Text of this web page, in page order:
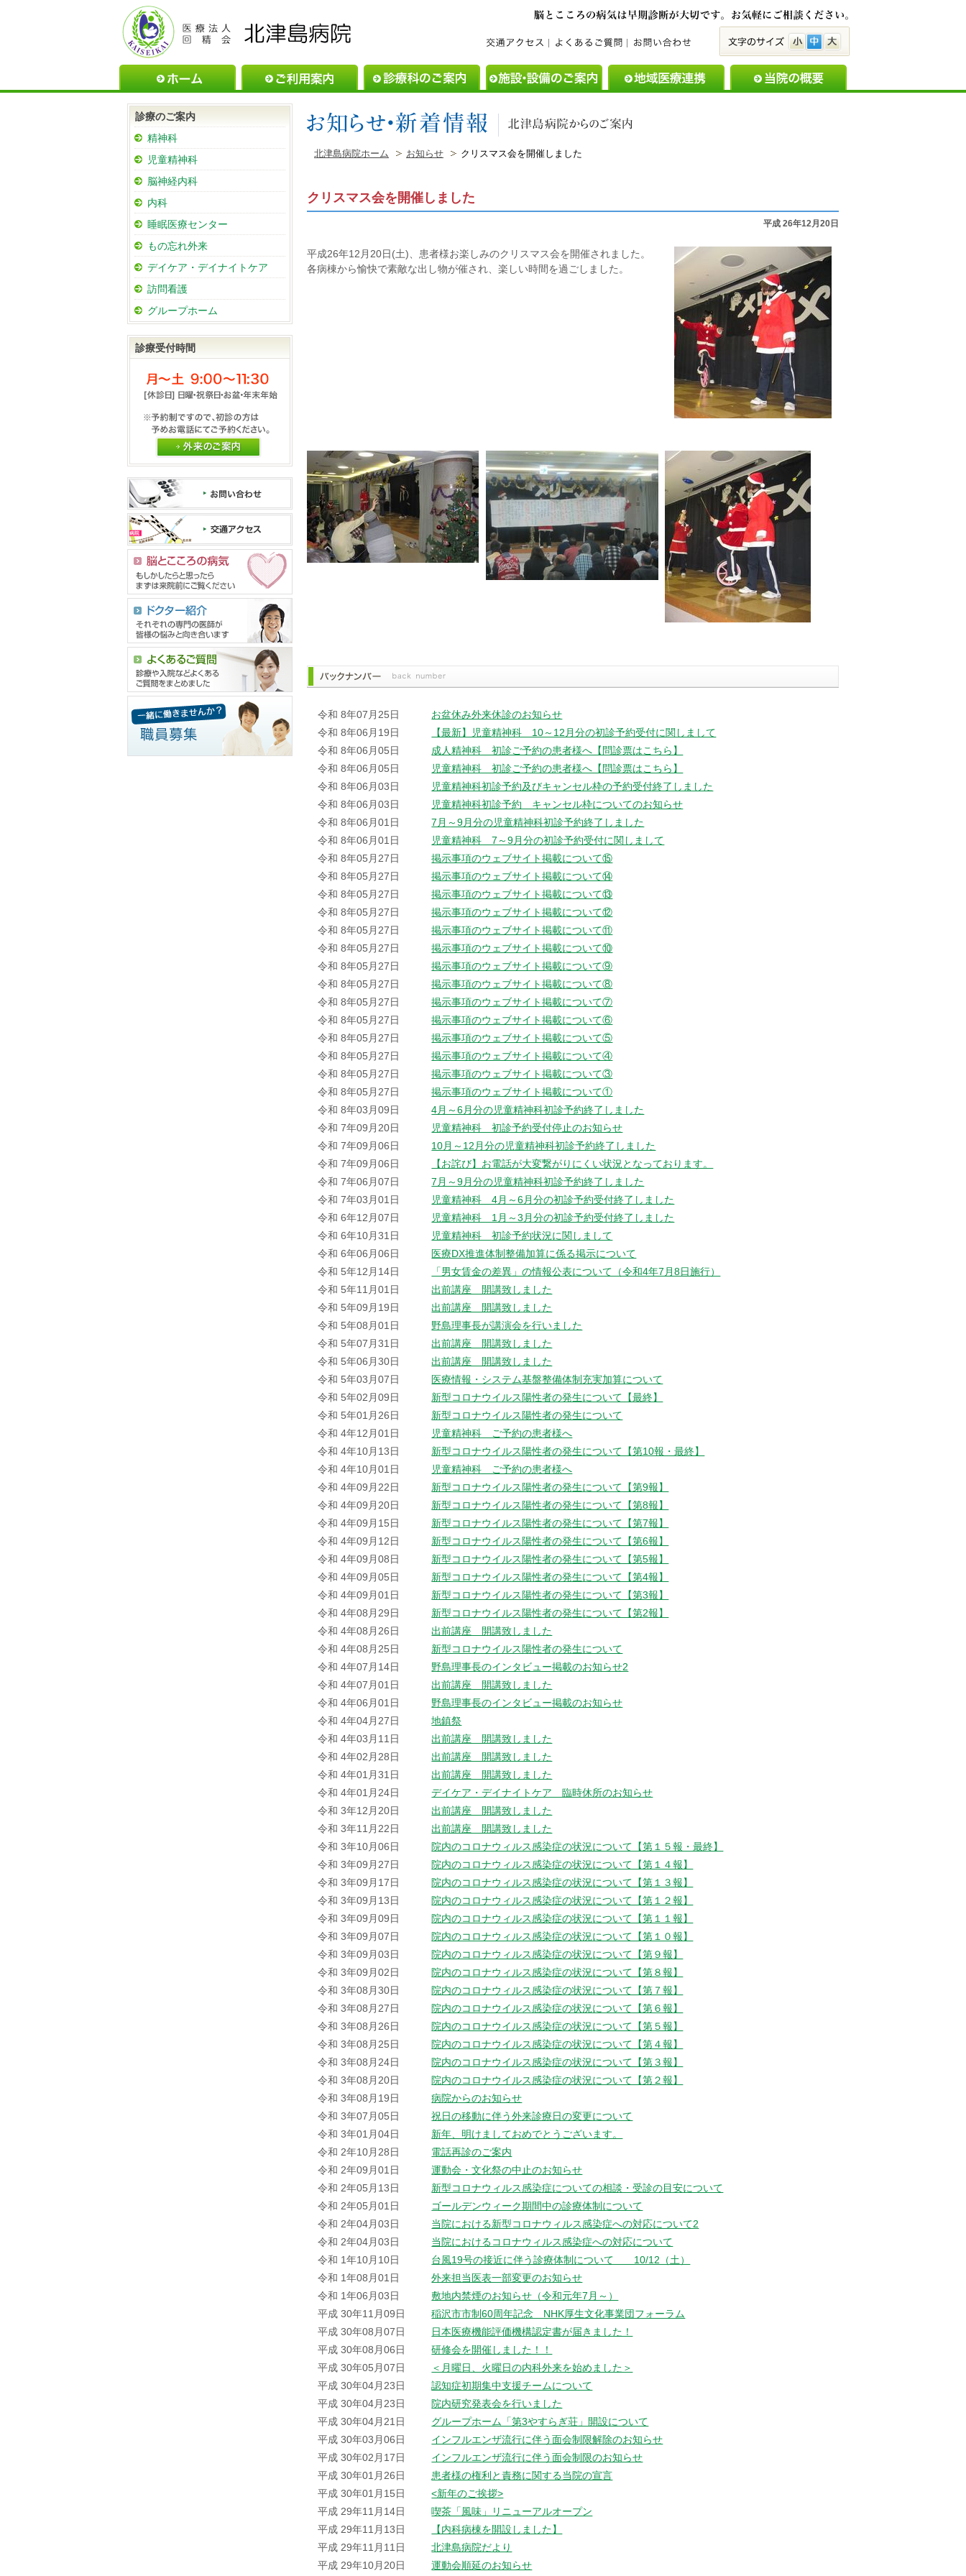
小 中
ホーム ご利用案内 診療科のご案内 施設・設備のご案内 地域医療連携
北津島病院ホーム お知らせ クリスマス会を開催しました
クリスマス会を開催しました
平成 26年12月20日
平成26年12月20日(土)、患者様お楽しみのクリスマス会を開催されました。
各病棟から愉快で素敵な出し物が催され、楽しい時間を過ごしました。
令和 8年07月25日
お盆休み外来休診のお知らせ
令和 8年06月19日
【最新】児童精神科 10～12月分の初診予約受付に関しまして
令和 8年06月05日
成人精神科 初診ご予約の患者様へ【問診票はこちら】
令和 8年06月05日
児童精神科 初診ご予約の患者様へ【問診票はこちら】
令和 8年06月03日
児童精神科初診予約及びキャンセル枠の予約受付終了しました
令和 8年06月03日
児童精神科初診予約 キャンセル枠についてのお知らせ
令和 8年06月01日
7月～9月分の児童精神科初診予約終了しました
令和 8年06月01日
児童精神科 7～9月分の初診予約受付に関しまして
令和 8年05月27日
掲示事項のウェブサイト掲載について⑮
令和 8年05月27日
掲示事項のウェブサイト掲載について⑭
令和 8年05月27日
掲示事項のウェブサイト掲載について⑬
令和 8年05月27日
掲示事項のウェブサイト掲載について⑫
令和 8年05月27日
掲示事項のウェブサイト掲載について⑪
令和 8年05月27日
掲示事項のウェブサイト掲載について⑩
令和 8年05月27日
掲示事項のウェブサイト掲載について⑨
令和 8年05月27日
掲示事項のウェブサイト掲載について⑧
令和 8年05月27日
掲示事項のウェブサイト掲載について⑦
令和 8年05月27日
掲示事項のウェブサイト掲載について⑥
令和 8年05月27日
掲示事項のウェブサイト掲載について⑤
令和 8年05月27日
掲示事項のウェブサイト掲載について④
令和 8年05月27日
掲示事項のウェブサイト掲載について③
令和 8年05月27日
掲示事項のウェブサイト掲載について①
令和 8年03月09日
4月～6月分の児童精神科初診予約終了しました
令和 7年09月20日
児童精神科 初診予約受付停止のお知らせ
令和 7年09月06日
10月～12月分の児童精神科初診予約終了しました
令和 7年09月06日
【お詫び】お電話が大変繋がりにくい状況となっております。
令和 7年06月07日
7月～9月分の児童精神科初診予約終了しました
令和 7年03月01日
児童精神科 4月～6月分の初診予約受付終了しました
令和 6年12月07日
児童精神科 1月～3月分の初診予約受付終了しました
令和 6年10月31日
児童精神科 初診予約状況に関しまして
令和 6年06月06日
医療DX推進体制整備加算に係る掲示について
令和 5年12月14日
「男女賃金の差異」の情報公表について（令和4年7月8日施行）
令和 5年11月01日
出前講座 開講致しました
令和 5年09月19日
出前講座 開講致しました
令和 5年08月01日
野島理事長が講演会を行いました
令和 5年07月31日
出前講座 開講致しました
令和 5年06月30日
出前講座 開講致しました
令和 5年03月07日
医療情報・システム基盤整備体制充実加算について
令和 5年02月09日
新型コロナウイルス陽性者の発生について【最終】
令和 5年01月26日
新型コロナウイルス陽性者の発生について
令和 4年12月01日
児童精神科 ご予約の患者様へ
令和 4年10月13日
新型コロナウイルス陽性者の発生について【第10報・最終】
令和 4年10月01日
児童精神科 ご予約の患者様へ
令和 4年09月22日
新型コロナウイルス陽性者の発生について【第9報】
令和 4年09月20日
新型コロナウイルス陽性者の発生について【第8報】
令和 4年09月15日
新型コロナウイルス陽性者の発生について【第7報】
令和 4年09月12日
新型コロナウイルス陽性者の発生について【第6報】
令和 4年09月08日
新型コロナウイルス陽性者の発生について【第5報】
令和 4年09月05日
新型コロナウイルス陽性者の発生について【第4報】
令和 4年09月01日
新型コロナウイルス陽性者の発生について【第3報】
令和 4年08月29日
新型コロナウイルス陽性者の発生について【第2報】
令和 4年08月26日
出前講座 開講致しました
令和 4年08月25日
新型コロナウイルス陽性者の発生について
令和 4年07月14日
野島理事長のインタビュー掲載のお知らせ2
令和 4年07月01日
出前講座 開講致しました
令和 4年06月01日
野島理事長のインタビュー掲載のお知らせ
令和 4年04月27日
地鎮祭
令和 4年03月11日
出前講座 開講致しました
令和 4年02月28日
出前講座 開講致しました
令和 4年01月31日
出前講座 開講致しました
令和 4年01月24日
デイケア・デイナイトケア 臨時休所のお知らせ
令和 3年12月20日
出前講座 開講致しました
令和 3年11月22日
出前講座 開講致しました
令和 3年10月06日
院内のコロナウィルス感染症の状況について【第１５報・最終】
令和 3年09月27日
院内のコロナウィルス感染症の状況について【第１４報】
令和 3年09月17日
院内のコロナウィルス感染症の状況について【第１３報】
令和 3年09月13日
院内のコロナウィルス感染症の状況について【第１２報】
令和 3年09月09日
院内のコロナウィルス感染症の状況について【第１１報】
令和 3年09月07日
院内のコロナウィルス感染症の状況について【第１０報】
令和 3年09月03日
院内のコロナウィルス感染症の状況について【第９報】
令和 3年09月02日
院内のコロナウィルス感染症の状況について【第８報】
令和 3年08月30日
院内のコロナウィルス感染症の状況について【第７報】
令和 3年08月27日
院内のコロナウイルス感染症の状況について【第６報】
令和 3年08月26日
院内のコロナウイルス感染症の状況について【第５報】
令和 3年08月25日
院内のコロナウイルス感染症の状況について【第４報】
令和 3年08月24日
院内のコロナウイルス感染症の状況について【第３報】
令和 3年08月20日
院内のコロナウイルス感染症の状況について【第２報】
令和 3年08月19日
病院からのお知らせ
令和 3年07月05日
祝日の移動に伴う外来診療日の変更について
令和 3年01月04日
新年、明けましておめでとうございます。
令和 2年10月28日
電話再診のご案内
令和 2年09月01日
運動会・文化祭の中止のお知らせ
令和 2年05月13日
新型コロナウィルス感染症についての相談・受診の目安について
令和 2年05月01日
ゴールデンウィーク期間中の診療体制について
令和 2年04月03日
当院における新型コロナウィルス感染症への対応について2
令和 2年04月03日
当院におけるコロナウィルス感染症への対応について
令和 1年10月10日
台風19号の接近に伴う診療体制について 10/12（土）
令和 1年08月01日
外来担当医表一部変更のお知らせ
令和 1年06月03日
敷地内禁煙のお知らせ（令和元年7月～）
平成 30年11月09日
稲沢市市制60周年記念 NHK厚生文化事業団フォーラム
平成 30年08月07日
日本医療機能評価機構認定書が届きました！
平成 30年08月06日
研修会を開催しました！！
平成 30年05月07日
＜月曜日、火曜日の内科外来を始めました＞
平成 30年04月23日
認知症初期集中支援チームについて
平成 30年04月23日
院内研究発表会を行いました
平成 30年04月21日
グループホーム「第3やすらぎ荘」開設について
平成 30年03月06日
インフルエンザ流行に伴う面会制限解除のお知らせ
平成 30年02月17日
インフルエンザ流行に伴う面会制限のお知らせ
平成 30年01月26日
患者様の権利と責務に関する当院の宣言
平成 30年01月15日
<新年のご挨拶>
平成 29年11月14日
喫茶「風味」リニューアルオープン
平成 29年11月13日
【内科病棟を開設しました】
平成 29年11月11日
北津島病院だより
平成 29年10月20日
運動会順延のお知らせ
診療のご案内
精神科
児童精神科
脳神経内科
内科
睡眠医療センター
もの忘れ外来
デイケア・デイナイトケア
訪問看護
グループホーム
診療受付時間